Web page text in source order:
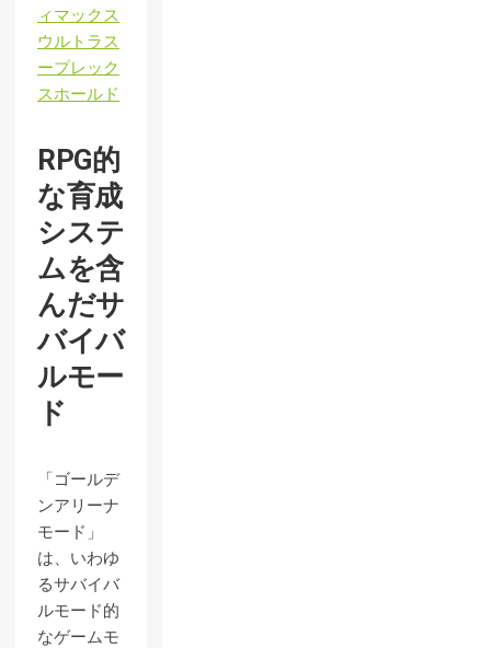
ィマックス
ウルトラス
ープレック
スホールド
RPG的
な育成
システ
ムを含
んだサ
バイバ
ルモー
ド
「ゴールデ
ンアリーナ
モード」
は、いわゆ
るサバイバ
ルモード的
なゲームモ